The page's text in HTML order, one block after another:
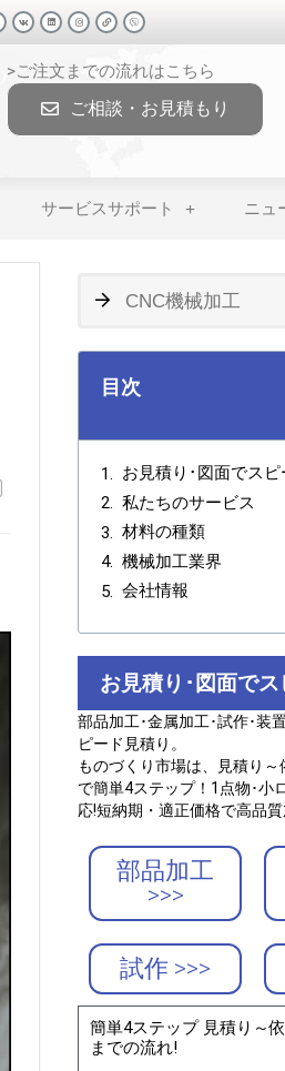
>ご注文までの流れはこちら
ご相談・お見積もり
サービスサポート ニュ
目次
お見積り･図面でスピ
私たちのサービス
材料の種類
機械加工業界
会社情報
お見積り･図面でス
部品加工･金属加工･試作･装
ピード見積り。
ものづくり市場は、見積り～
で簡単4ステップ！1点物･小
応!短納期・適正価格で高品質
部品加工
>>>
試作 >>>
簡単4ステップ 見積り～
までの流れ!